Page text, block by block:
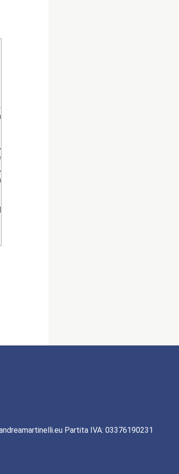
Partita IVA: 03376190231